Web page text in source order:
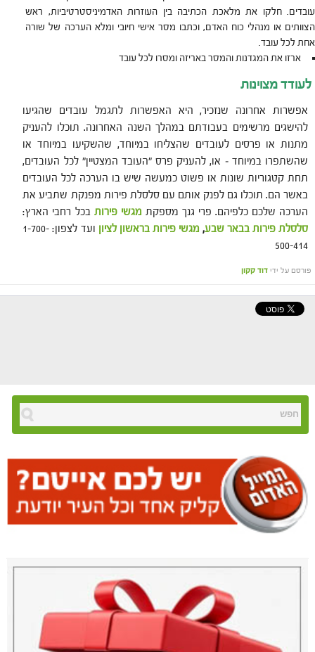
עובדים. חלקו את מלאכת הכתיבה בין העוזרות האדמיניסטרטיביות, ראש
הצוותים או מנהלי כוח האדם, וכתבו מסר אישי חיובי ומלא הערכה של שורה
אחת לכל עובד.
ארזו את המגדנות והמסר באריזה ומסרו לכל עובד
לעודד מצוינות
אפשרות אחרונה שנזכיר, היא האפשרות לתגמל עובדים שהגיעו
להישגים מרשימים בעבודתם במהלך השנה האחרונה. תוכלו להעניק
מתנות או פרסים לעובדים שהצליחו במיוחד, שהשקיעו במיוחד או
שהשתפרו במיוחד – או, להעניק פרס "העובד המצטיין" לכל העובדים,
תחת קטגוריות שונות או פשוט כמעשה שיש בו הערכה לכל העובדים
באשר הם. תוכלו גם לפנק אותם עם סלסלת פירות מפנקת שתביע את
הערכה שלכם כלפיהם. פרי גנך מספקת מגשי פירות בכל רחבי הארץ:
סלסלת פירות בבאר שבע, מגשי פירות בראשון לציון
ועד לצפון: 1-700-
500-414
פורסם על ידי דוד קקון